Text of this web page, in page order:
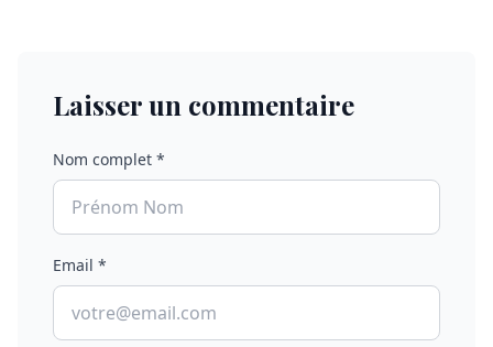
Laisser un commentaire
Nom complet *
Email *